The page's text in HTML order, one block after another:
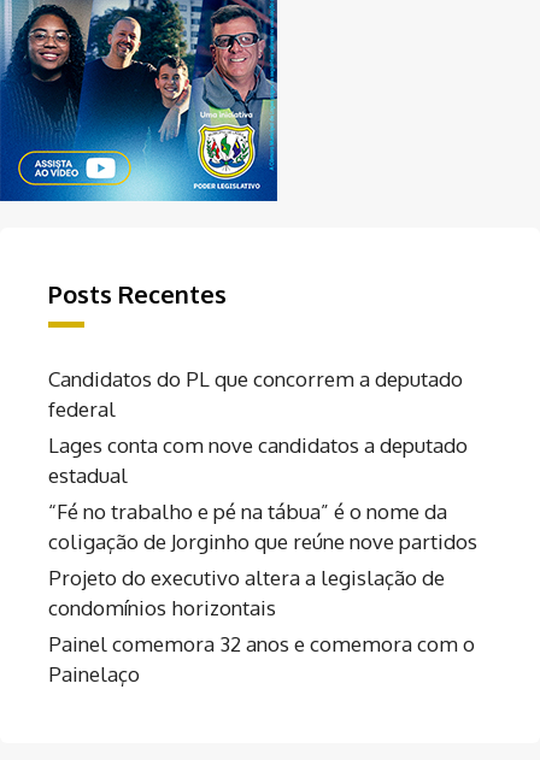
Posts Recentes
Candidatos do PL que concorrem a deputado
federal
Lages conta com nove candidatos a deputado
estadual
“Fé no trabalho e pé na tábua” é o nome da
coligação de Jorginho que reúne nove partidos
Projeto do executivo altera a legislação de
condomínios horizontais
Painel comemora 32 anos e comemora com o
Painelaço